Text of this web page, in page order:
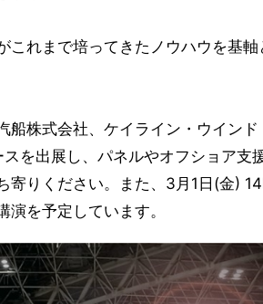
れまで培ってきたノウハウを基
株式会社、ケイライン・ウイン
を出展し、パネルやオフショア
寄りください。また、3月1日(金)
を予定しています。